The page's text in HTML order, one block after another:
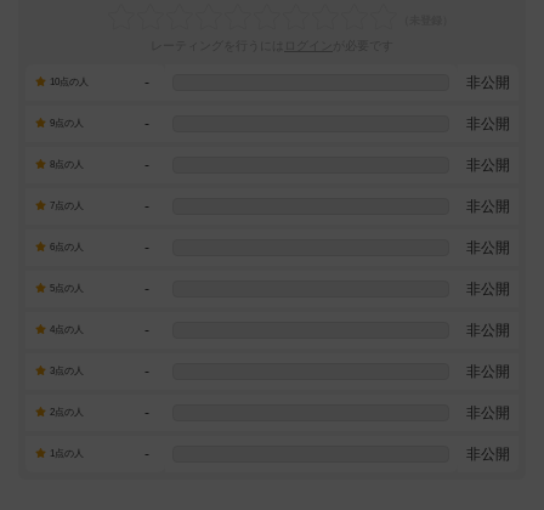
10点の人 - 非公開
9点の人 - 非公開
8点の人 - 非公開
7点の人 - 非公開
6点の人 - 非公開
5点の人 - 非公開
4点の人 - 非公開
3点の人 - 非公開
2点の人 - 非公開
1点の人 - 非公開